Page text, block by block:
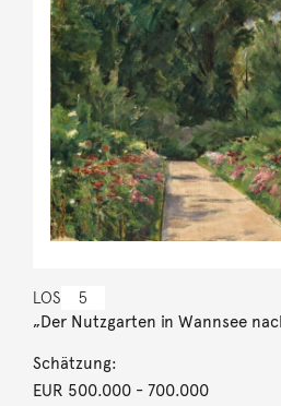
LOS 5
„Der Nutzgarten in Wannsee
Schätzung:
EUR 500.000- 700.000